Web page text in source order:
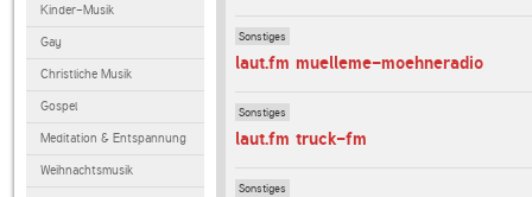
Kinder-Musik
Gay
Christliche Musik
Gospel
Meditation & Entspannung
Weihnachtsmusik
Sonstiges
laut.fm muelleme-moehneradio
Sonstiges
laut.fm truck-fm
Sonstiges